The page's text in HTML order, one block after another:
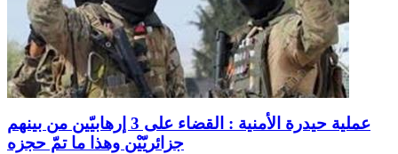
عملية حيدرة الأمنية : القضاء على 3 إرهابيّين من بينهم
جزائريّيْن وهذا ما تمّ حجزه